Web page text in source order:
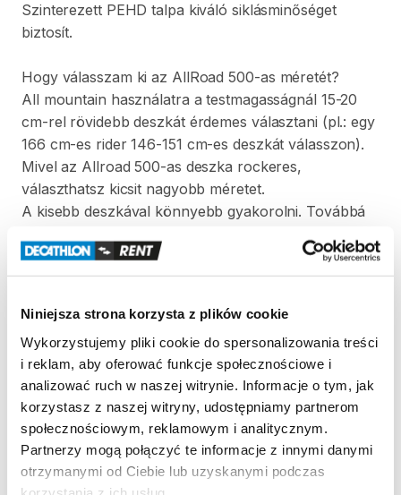
Niniejsza strona korzysta z plików cookie
Wykorzystujemy pliki cookie do spersonalizowania treści
i reklam, aby oferować funkcje społecznościowe i
analizować ruch w naszej witrynie. Informacje o tym, jak
korzystasz z naszej witryny, udostępniamy partnerom
społecznościowym, reklamowym i analitycznym.
Partnerzy mogą połączyć te informacje z innymi danymi
otrzymanymi od Ciebie lub uzyskanymi podczas
Szinterezett PEHD talpa kiváló siklásminőséget
biztosít.
Hogy válasszam ki az AllRoad 500-as méretét?
All mountain használatra a testmagasságnál 15-20
cm-rel rövidebb deszkát érdemes választani (pl.: egy
166 cm-es rider 146-151 cm-es deszkát válasszon).
Mivel az Allroad 500-as deszka rockeres​,​
választhatsz kicsit nagyobb méretet.
A kisebb deszkával könnyebb gyakorolni. Továbbá
ajánlott. A nagyobb méret
sebességnél és ugrásból érkezésnél.
152 cm: 165-172 cm
157 cm: 170-177 cm
A termékhez snowboard kötés is tartozik.Kérjük​,​
hogy a gyorsabb kötés beállítás érdekében
amennyiben tudod a saját preferált beállításodat
el részünkre.